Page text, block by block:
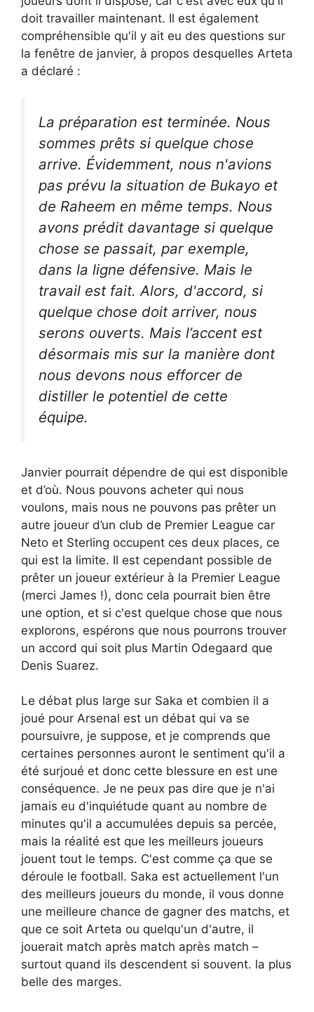
doit travailler maintenant. Il est également
compréhensible qu'il y ait eu des questions sur
la fenêtre de janvier, à propos desquelles Arteta
a déclaré :
La préparation est terminée. Nous
sommes prêts si quelque chose
arrive. Évidemment, nous n'avions
pas prévu la situation de Bukayo et
de Raheem en même temps. Nous
avons prédit davantage si quelque
chose se passait, par exemple,
dans la ligne défensive. Mais le
travail est fait. Alors, d'accord, si
quelque chose doit arriver, nous
serons ouverts. Mais l’accent est
désormais mis sur la manière dont
nous devons nous efforcer de
distiller le potentiel de cette
équipe.
Janvier pourrait dépendre de qui est disponible
et d’où. Nous pouvons acheter qui nous
voulons, mais nous ne pouvons pas prêter un
autre joueur d’un club de Premier League car
Neto et Sterling occupent ces deux places, ce
qui est la limite. Il est cependant possible de
prêter un joueur extérieur à la Premier League
(merci James !), donc cela pourrait bien être
une option, et si c'est quelque chose que nous
explorons, espérons que nous pourrons trouver
un accord qui soit plus Martin Odegaard que
Denis Suarez.
Le débat plus large sur Saka et combien il a
joué pour Arsenal est un débat qui va se
poursuivre, je suppose, et je comprends que
certaines personnes auront le sentiment qu'il a
été surjoué et donc cette blessure en est une
conséquence. Je ne peux pas dire que je n'ai
jamais eu d'inquiétude quant au nombre de
minutes qu'il a accumulées depuis sa percée,
mais la réalité est que les meilleurs joueurs
jouent tout le temps. C'est comme ça que se
déroule le football. Saka est actuellement l'un
des meilleurs joueurs du monde, il vous donne
une meilleure chance de gagner des matchs, et
que ce soit Arteta ou quelqu'un d'autre, il
jouerait match après match après match –
surtout quand ils descendent si souvent. la plus
belle des marges.